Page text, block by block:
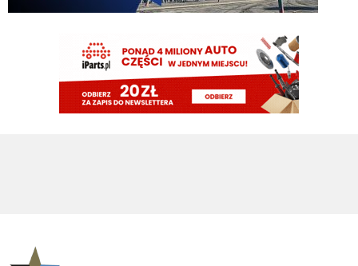
Przypominam, ze Suning szukalo kogokolwiek kto da kredyt zeby nie stracic
klubu, wiec koszt obslugi dlugu wynosilby pewnie 60-70 mln rocznie
09.08.2026 10:04
Zawsze to jakis plus
09.08.2026 10:04
Nasze saldo na tę chwilę to 14 mln na minusie. To o jedynie 2 mln więcej niż
Genoa, czy Venezia. Nawet Parma więcej zainwestowała w transfery.